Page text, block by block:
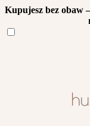
Kupujesz bez obaw